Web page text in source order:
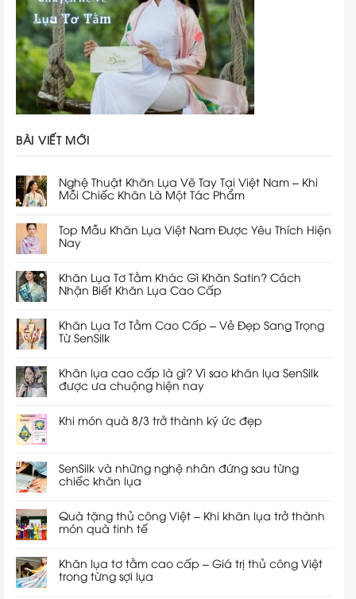
BÀI VIẾT MỚI
Nghệ Thuật Khăn Lụa Vẽ Tay Tại Việt Nam – Khi
Mỗi Chiếc Khăn Là Một Tác Phẩm
Top Mẫu Khăn Lụa Việt Nam Được Yêu Thích Hiện
Nay
Khăn Lụa Tơ Tằm Khác Gì Khăn Satin? Cách
Nhận Biết Khăn Lụa Cao Cấp
Khăn Lụa Tơ Tằm Cao Cấp – Vẻ Đẹp Sang Trọng
Từ SenSilk
Khăn lụa cao cấp là gì? Vì sao khăn lụa SenSilk
được ưa chuộng hiện nay
Khi món quà 8/3 trở thành ký ức đẹp
SenSilk và những nghệ nhân đứng sau từng
chiếc khăn lụa
Quà tặng thủ công Việt – Khi khăn lụa trở thành
món quà tinh tế
Khăn lụa tơ tằm cao cấp – Giá trị thủ công Việt
trong từng sợi lụa